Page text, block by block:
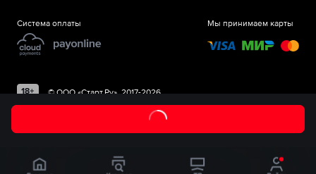
Система оплаты Мы принимаем карты
©ООО «Старт.Ру», 2017-2026